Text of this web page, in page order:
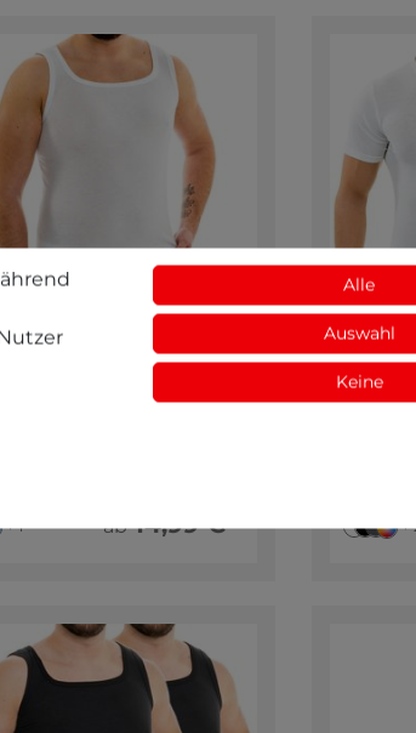
Herren Tank Top,
+ 1 ab14,99 € * +
Alle
Auswahl
Keine